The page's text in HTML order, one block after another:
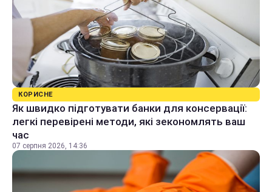
КОРИСНЕ
Як швидко підготувати банки для консервації:
легкі перевірені методи, які зекономлять ваш
час
07 серпня 2026, 14:36